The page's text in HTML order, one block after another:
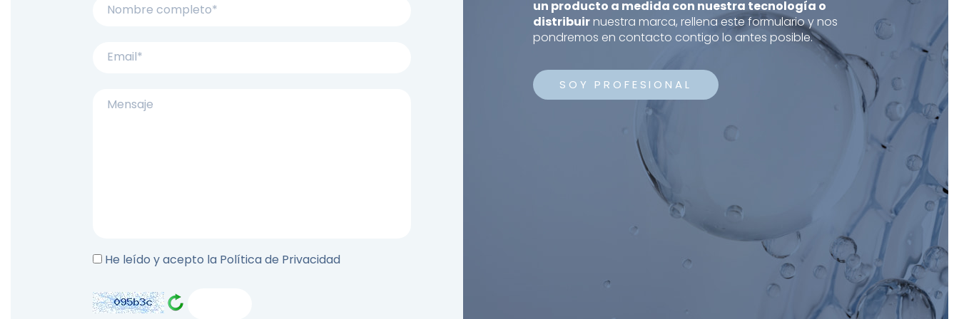
He leído y acepto la Política de Privacidad
un producto a medida con nuestra tecnología o
distribuirnuestra marca, rellena este formulario y nos
pondremos en contacto contigo lo antes posible.
SOY PROFESIONAL